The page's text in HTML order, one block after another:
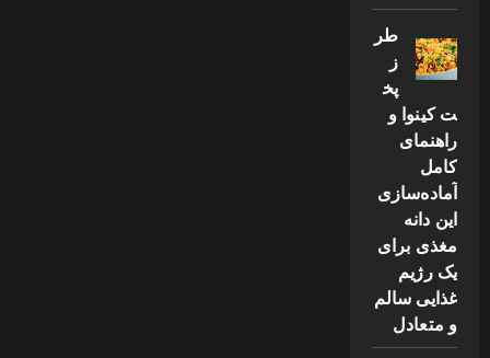
طر
ز
پخ
ت کینوا و
راهنمای
کامل
آماده‌سازی
این دانه
مغذی برای
یک رژیم
غذایی سالم
و متعادل